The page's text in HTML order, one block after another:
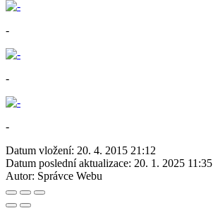
-
-
-
Datum vložení: 20. 4. 2015 21:12
Datum poslední aktualizace: 20. 1. 2025 11:35
Autor: Správce Webu